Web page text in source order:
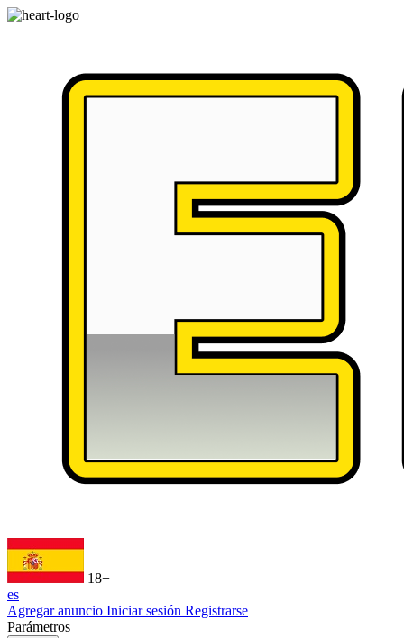
18+
es
Agregar anuncio Iniciar sesión Registrarse
Parámetros